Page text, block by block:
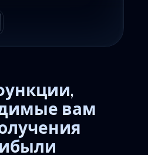
вам